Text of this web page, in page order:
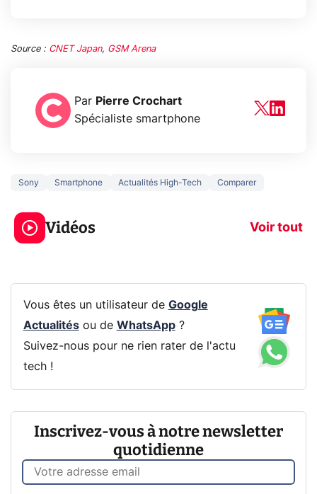
Source : CNET Japan, GSM Arena
Par Pierre Crochart
Spécialiste smartphone
Sony Smartphone Actualités High-Tech Comparer
Vidéos Voir tout
3 écrans en 1 pour
319€ ? Voici L'AOC
CQ32G4ZA !
5
prochaine
Vous êtes un utilisateur de Google
Actualitésou de WhatsApp?
Suivez-nous pour ne rien rater de l'actu
tech !
Inscrivez-vous à notre newsletter
quotidienne